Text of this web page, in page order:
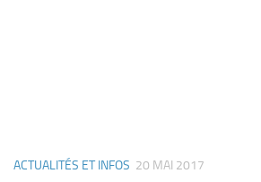
ACTUALITÉS ET INFOS 20 MAI 2017